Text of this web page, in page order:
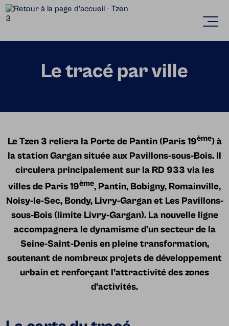
Le tracé par ville
Le Tzen 3 reliera la Porte de Pantin (Paris 19ème) à
la station Gargan située aux Pavillons-sous-Bois. Il
circulera principalement sur la RD 933 via les
villes de Paris 19ème, Pantin, Bobigny, Romainville,
Noisy-le-Sec, Bondy, Livry-Gargan et Les Pavillons-
sous-Bois (limite Livry-Gargan). La nouvelle ligne
accompagnera le dynamisme d'un secteur de la
Seine-Saint-Denis en pleine transformation,
soutenant de nombreux projets de développement
urbain et renforçant l’attractivité des zones
d’activités.